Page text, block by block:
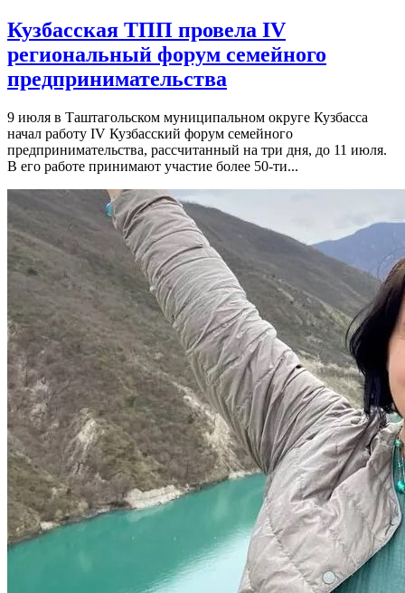
Кузбасская ТПП провела IV
региональный форум семейного
предпринимательства
9 июля в Таштагольском муниципальном округе Кузбасса
начал работу IV Кузбасский форум семейного
предпринимательства, рассчитанный на три дня, до 11 июля.
В его работе принимают участие более 50-ти...